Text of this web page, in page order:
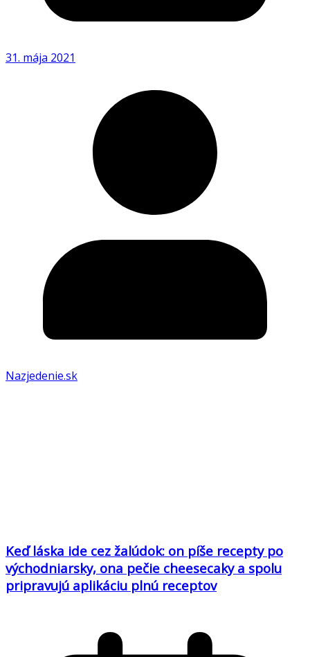
31. mája 2021
Nazjedenie.sk
Keď láska ide cez žalúdok: on píše recepty po
východniarsky, ona pečie cheesecaky a spolu
pripravujú aplikáciu plnú receptov